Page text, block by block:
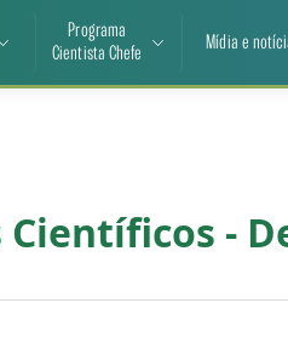
Programa
Cientista Chefe
Mídia e
-